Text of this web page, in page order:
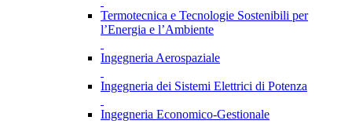
Termotecnica e Tecnologie Sostenibili per
l’Energia e l’Ambiente
Ingegneria Aerospaziale
Ingegneria dei Sistemi Elettrici di Potenza
Ingegneria Economico-Gestionale